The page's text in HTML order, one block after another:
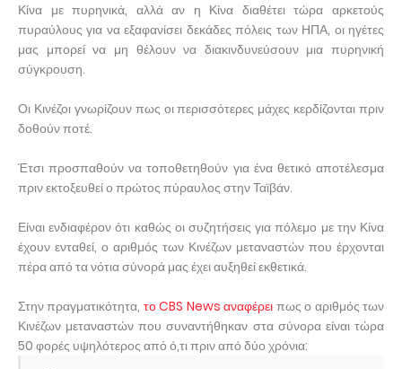
Κίνα με πυρηνικά, αλλά αν η Κίνα διαθέτει τώρα αρκετούς
πυραύλους για να εξαφανίσει δεκάδες πόλεις των ΗΠΑ, οι ηγέτες
μας μπορεί να μη θέλουν να διακινδυνεύσουν μια πυρηνική
σύγκρουση.
Οι Κινέζοι γνωρίζουν πως οι περισσότερες μάχες κερδίζονται πριν
δοθούν ποτέ.
Έτσι προσπαθούν να τοποθετηθούν για ένα θετικό αποτέλεσμα
πριν εκτοξευθεί ο πρώτος πύραυλος στην Ταϊβάν.
Είναι ενδιαφέρον ότι καθώς οι συζητήσεις για πόλεμο με την Κίνα
έχουν ενταθεί, ο αριθμός των Κινέζων μεταναστών που έρχονται
πέρα ​​από τα νότια σύνορά μας έχει αυξηθεί εκθετικά.
Στην πραγματικότητα, το CBS News αναφέρει πως ο αριθμός των
Κινέζων μεταναστών που συναντήθηκαν στα σύνορα είναι τώρα
50 φορές υψηλότερος από ό,τι πριν από δύο χρόνια: